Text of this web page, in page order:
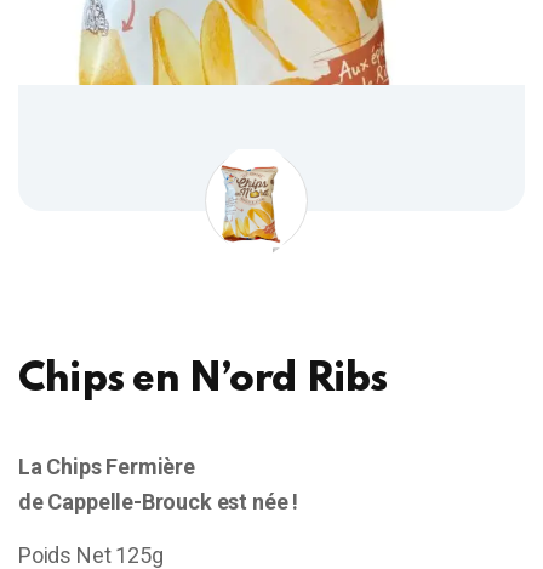
Chips en N’ord Ribs
La Chips Fermière
de Cappelle-Brouck est née !
Poids Net 125g